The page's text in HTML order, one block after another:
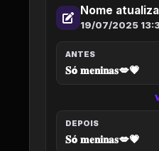
Nome
19/07/2025
ANTES
𝐒ó 𝐦𝐞𝐧𝐢𝐧𝐚𝐬💋💗
DEPOIS
𝐒ó 𝐦𝐞𝐧𝐢𝐧𝐚𝐬💋💗